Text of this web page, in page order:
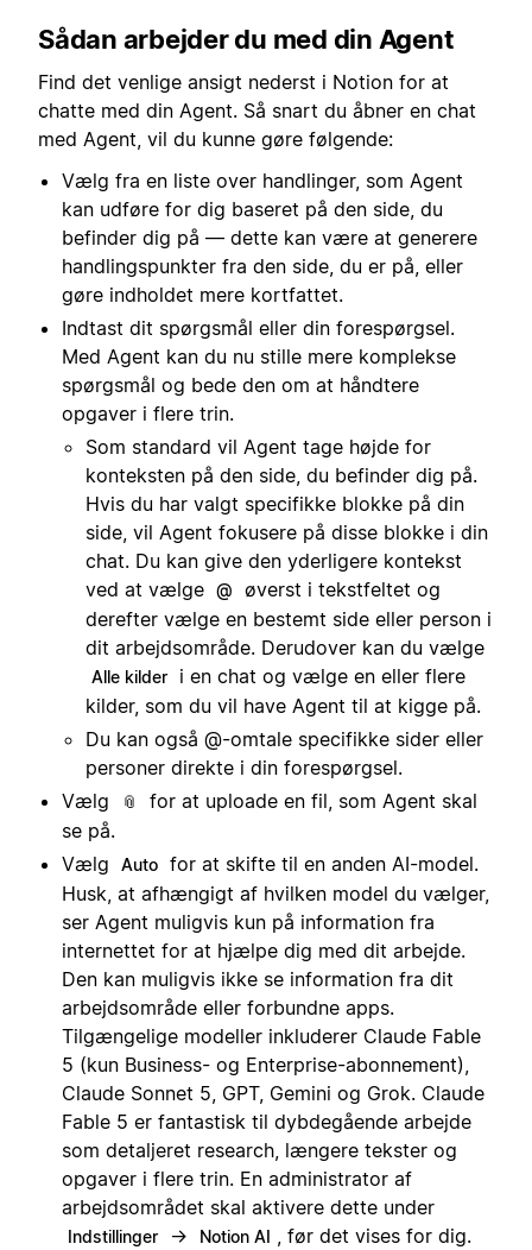
Sådan arbejder du med din Agent
Find det venlige ansigt nederst i Notion for at
chatte med din Agent. Så snart du åbner en chat
med Agent, vil du kunne gøre følgende:
Vælg fra en liste over handlinger, som Agent
kan udføre for dig baseret på den side, du
befinder dig på — dette kan være at generere
handlingspunkter fra den side, du er på, eller
gøre indholdet mere kortfattet.
Indtast dit spørgsmål eller din forespørgsel.
Med Agent kan du nu stille mere komplekse
spørgsmål og bede den om at håndtere
opgaver i flere trin.
Som standard vil Agent tage højde for
konteksten på den side, du befinder dig på.
Hvis du har valgt specifikke blokke på din
side, vil Agent fokusere på disse blokke i din
chat. Du kan give den yderligere kontekst
ved at vælge @
øverst i tekstfeltet og
derefter vælge en bestemt side eller person i
dit arbejdsområde. Derudover kan du vælge
Alle kilder
i en chat og vælge en eller flere
kilder, som du vil have Agent til at kigge på.
Du kan også @-omtale specifikke sider eller
personer direkte i din forespørgsel.
Vælg
📎
for at uploade en fil, som Agent skal
se på.
Vælg
Auto for at skifte til en anden AI-model.
Husk, at afhængigt af hvilken model du vælger,
ser Agent muligvis kun på information fra
internettet for at hjælpe dig med dit arbejde.
Den kan muligvis ikke se information fra dit
arbejdsområde eller forbundne apps.
Tilgængelige modeller inkluderer Claude Fable
5 (kun Business- og Enterprise-abonnement),
Claude Sonnet 5, GPT, Gemini og Grok. Claude
Fable 5 er fantastisk til dybdegående arbejde
som detaljeret research, længere tekster og
opgaver i flere trin. En administrator af
arbejdsområdet skal aktivere dette under
Indstillinger → Notion AI , før det vises for dig.